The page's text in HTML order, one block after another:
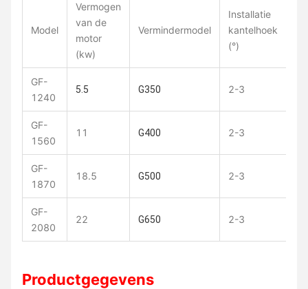
Model
Vermogen
van de
motor
(kw)
Vermindermodel
Installatie
kantelhoek
(°)
GF-
1240
5.5 G350 2-3
GF-
1560
11 G400 2-3
GF-
1870
18.5 G500 2-3
GF-
2080
22 G650 2-3
Productgegevens